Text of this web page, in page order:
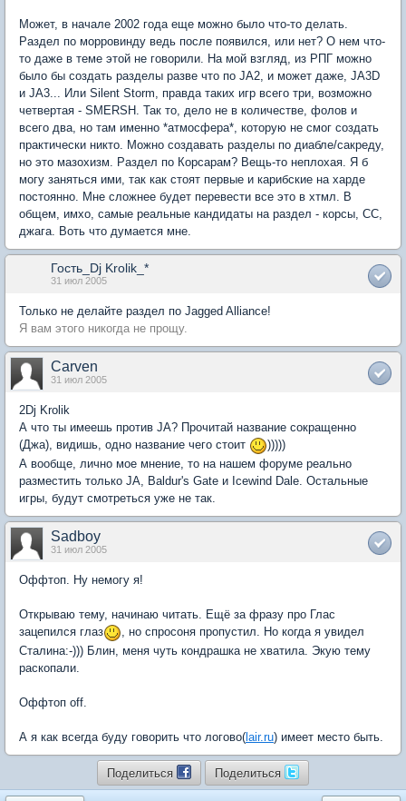
Может, в начале 2002 года еще можно было что-то делать.
Раздел по морровинду ведь после появился, или нет? О нем что-
то даже в теме этой не говорили. На мой взгляд, из РПГ можно
было бы создать разделы разве что по JA2, и может даже, JA3D
и JA3... Или Silent Storm, правда таких игр всего три, возможно
четвертая - SMERSH. Так то, дело не в количестве, фолов и
всего два, но там именно *атмосфера*, которую не смог создать
практически никто. Можно создавать разделы по диабле/сакреду,
но это мазохизм. Раздел по Корсарам? Вещь-то неплохая. Я б
могу заняться ими, так как стоят первые и карибские на харде
постоянно. Мне сложнее будет перевести все это в хтмл. В
общем, имхо, самые реальные кандидаты на раздел - корсы, СС,
джага. Воть что думается мне.
Гость_Dj Krolik_*
31 июл 2005
Только не делайте раздел по Jagged Alliance!
Я вам этого никогда не прощу.
Carven
31 июл 2005
2Dj Krolik
А что ты имеешь против JA? Прочитай название сокращенно
(Джа), видишь, одно название чего стоит
)))))
А вообще, лично мое мнение, то на нашем форуме реально
разместить только JA, Baldur's Gate и Icewind Dale. Остальные
игры, будут смотреться уже не так.
Sadboy
31 июл 2005
Оффтоп. Ну немогу я!
Открываю тему, начинаю читать. Ещё за фразу про Глас
зацепился глаз
, но спросоня пропустил. Но когда я увидел
Сталина:-))) Блин, меня чуть кондрашка не хватила. Экую тему
раскопали.
Оффтоп off.
А я как всегда буду говорить что логово(lair.ru) имеет место быть.
Поделиться Поделиться